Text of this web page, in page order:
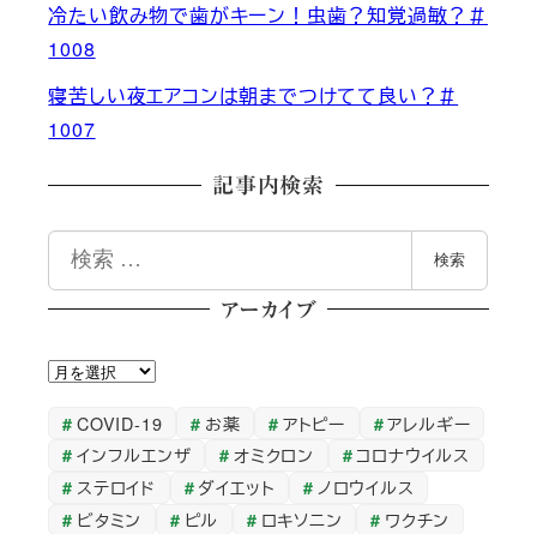
冷たい飲み物で歯がキーン！虫歯？知覚過敏？＃
1008
寝苦しい夜エアコンは朝までつけてて良い？＃
1007
記事内検索
索
検索
アーカイブ
ア
カ
イ
ブ
COVID-19 お薬 アトピー
アレルギー
インフルエンザ
オミクロン
コロナウイルス
ステロイド
ダイエット
ノロウイルス
ビタミン
ピル ロキソニン
ワクチン